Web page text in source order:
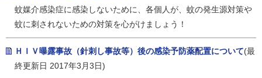
蚊媒介感染症に感染しないために、各個人が、蚊の発生源対策や
蚊に刺されないための対策を心がけましょう！
ＨＩＶ曝露事故（針刺し事故等）後の感染予防薬配置について(最
終更新日 2017年3月3日)